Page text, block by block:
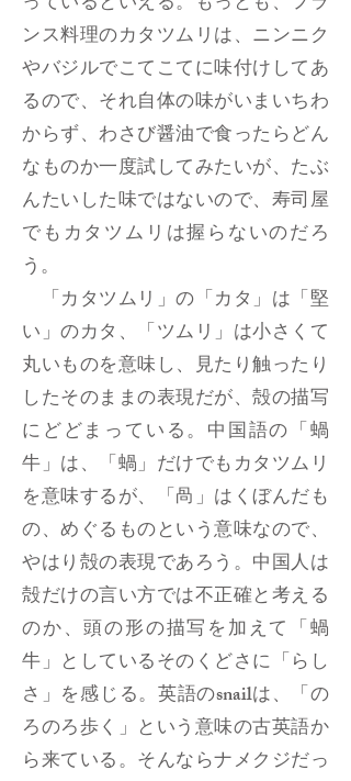
ンス料理のカタツムリは、ニンニク
やバジルでこてこてに味付けしてあ
るので、それ自体の味がいまいちわ
からず、わさび醤油で食ったらどん
なものか一度試してみたいが、たぶ
んたいした味ではないので、寿司屋
でもカタツムリは握らないのだろ
う。
「カタツムリ」の「カタ」は「堅
い」のカタ、「ツムリ」は小さくて
丸いものを意味し、見たり触ったり
したそのままの表現だが、殻の描写
にどどまっている。中国語の「蝸
牛」は、「蝸」だけでもカタツムリ
を意味するが、「咼」はくぼんだも
の、めぐるものという意味なので、
やはり殻の表現であろう。中国人は
殻だけの言い方では不正確と考える
のか、頭の形の描写を加えて「蝸
牛」としているそのくどさに「らし
さ」を感じる。英語のsnailは、「の
ろのろ歩く」という意味の古英語か
ら来ている。そんならナメクジだっ